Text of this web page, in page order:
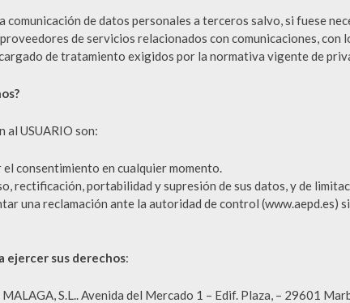
comunicación de datos personales a terceros salvo, si fuese
de servicios relacionados con comunicaciones, con
de tratamiento exigidos por la normativa vigente de
al USUARIO son:
consentimiento en cualquier momento.
rectificación, portabilidad y supresión de sus datos, y de
una reclamación ante la autoridad de control (www.aepd.es)
ejercer sus derechos:
S.L.. Avenida del Mercado 1 – Edif. Plaza, – 29601